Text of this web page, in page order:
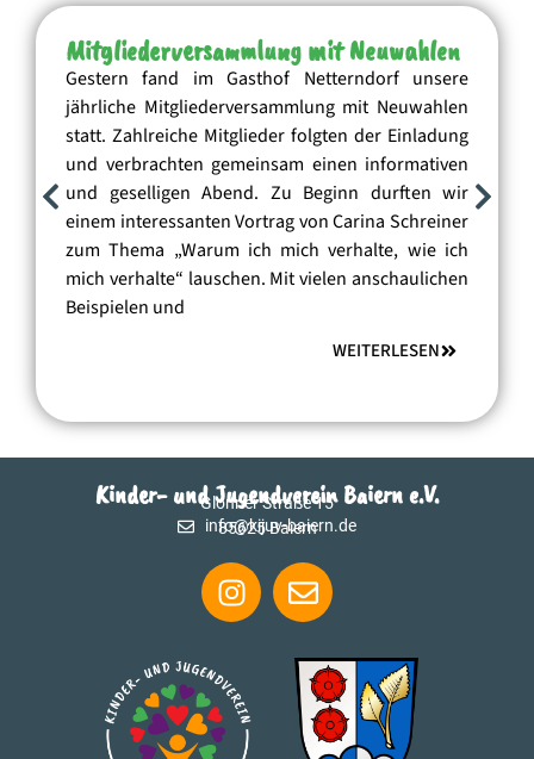
Mitgliederversammlung mit Neuwahlen
Gestern fand im Gasthof Netterndorf unsere
jährliche Mitgliederversammlung mit Neuwahlen
statt. Zahlreiche Mitglieder folgten der Einladung
und verbrachten gemeinsam einen informativen
und geselligen Abend. Zu Beginn durften wir
einem interessanten Vortrag von Carina Schreiner
zum Thema „Warum ich mich verhalte, wie ich
mich verhalte“ lauschen. Mit vielen anschaulichen
Beispielen und
WEITERLESEN
info@kijuv-baiern.de
Glonner Straße 15
85625 Baiern
Kinder- und Jugendverein Baiern e.V.